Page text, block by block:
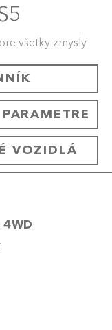
všetky zmysly
VOZIDLÁ